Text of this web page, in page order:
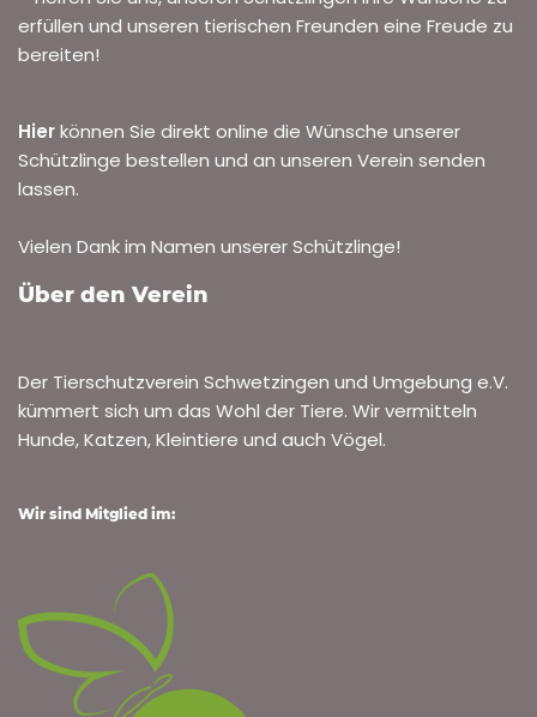
erfüllen und unseren tierischen Freunden eine Freude zu
bereiten!
Hierkönnen Sie direkt online die Wünsche unserer
Schützlinge bestellen und an unseren Verein senden
lassen.
Vielen Dank im Namen unserer Schützlinge!
Über den Verein
Der Tierschutzverein Schwetzingen und Umgebung e.V.
kümmert sich um das Wohl der Tiere. Wir vermitteln
Hunde, Katzen, Kleintiere und auch Vögel.
Wir sind Mitglied im: